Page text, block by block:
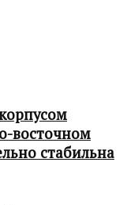
восточном
стабильна